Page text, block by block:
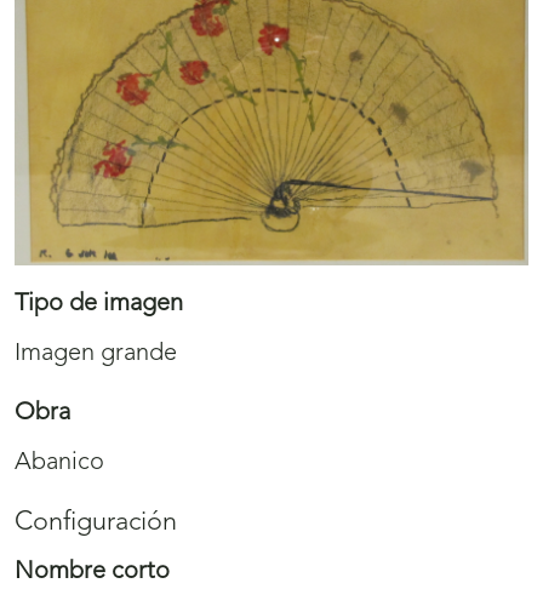
Tipo de imagen
Imagen grande
Obra
Abanico
Configuración
Nombre corto